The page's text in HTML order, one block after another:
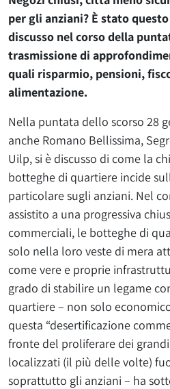
per gli anziani? È stato
discusso nel corso della
trasmissione di
quali risparmio, pensioni,
alimentazione.
Nella puntata dello scorso 28
anche Romano Bellissima,
Uilp, si è discusso di come la
botteghe di quartiere incide
particolare sugli anziani. Nel
assistito a una progressiva
commerciali, le botteghe di
solo nella loro veste di mera
come vere e proprie
grado di stabilire un legame
quartiere – non solo
questa “desertificazione
fronte del proliferare dei
localizzati (il più delle volte)
soprattutto gli anziani – ha